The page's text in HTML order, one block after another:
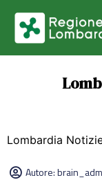
Lombardia
Autore: